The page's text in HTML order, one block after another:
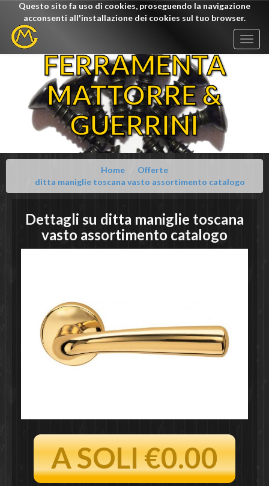
Questo sito fa uso di cookies, proseguendo la navigazione
acconsenti all'installazione dei cookies sul tuo browser.
FERRAMENTA
MATTORRE &
GUERRINI
Home
Offerte
ditta maniglie toscana vasto assortimento catalogo
Dettagli su ditta maniglie toscana
vasto assortimento catalogo
A SOLI €0.00